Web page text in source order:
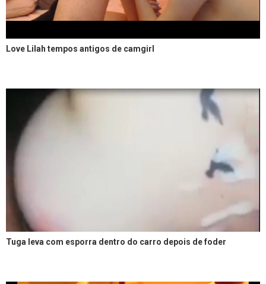
Love Lilah tempos antigos de camgirl
Tuga leva com esporra dentro do carro depois de foder